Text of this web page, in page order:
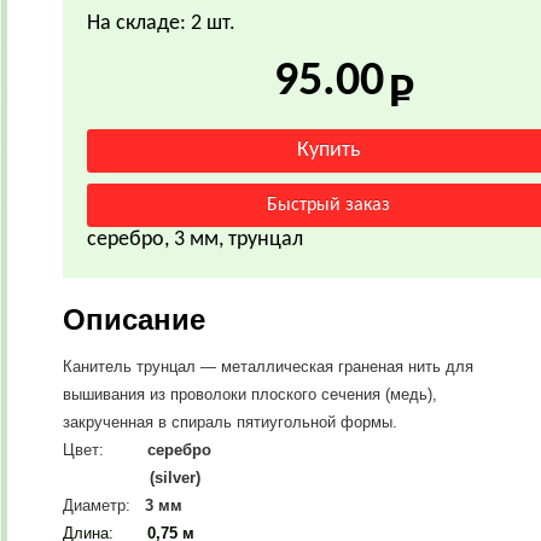
На складе: 2 шт.
95.00
серебро, 3 мм, трунцал
Описание
Канитель трунцал — металлическая граненая нить для
вышивания из проволоки плоского сечения (медь),
закрученная в спираль пятиугольной формы.
Цвет:
серебро
(silver)
Диаметр: 3 мм
Длина: 0,75 м